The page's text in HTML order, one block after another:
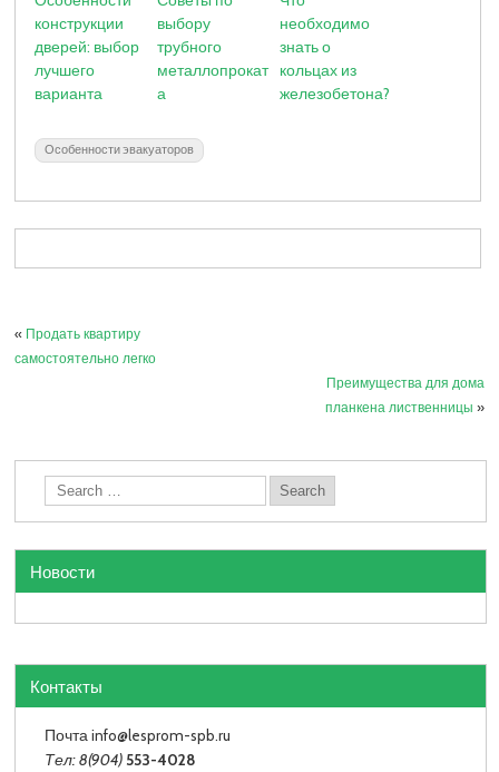
конструкции
дверей: выбор
лучшего
варианта
выбору
трубного
металлопрокат
а
необходимо
знать о
кольцах из
железобетона?
Особенности эвакуаторов
« Продать квартиру
самостоятельно легко
Преимущества для дома
планкена лиственницы »
Новости
Контакты
Почта info@lesprom-spb.ru
Тел: 8(904) 553-4028